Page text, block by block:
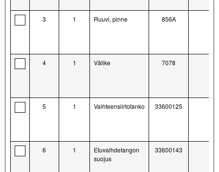
3 1 Ruuvi, pinne 856A
4 1 Välike 7078
5 1 Vaihteensiirtotanko 33600125
6 1
Etuvaihdetangon
suojus
33600143